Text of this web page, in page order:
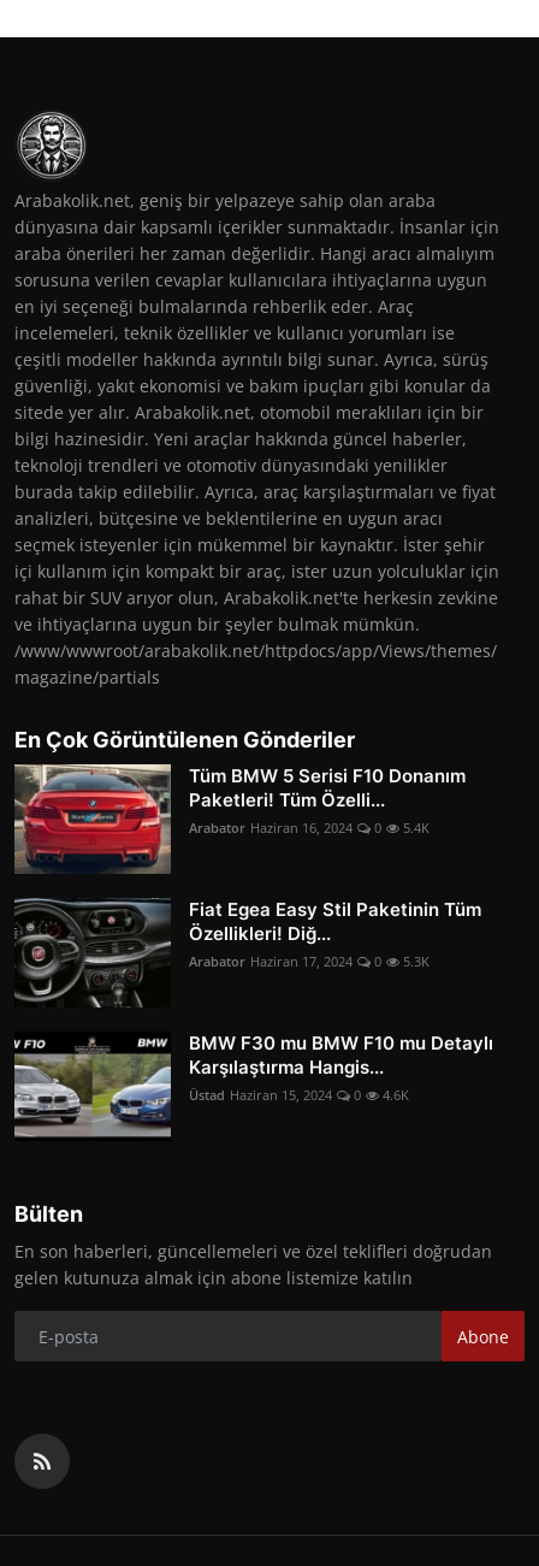
Arabakolik.net, geniş bir yelpazeye sahip olan araba
dünyasına dair kapsamlı içerikler sunmaktadır. İnsanlar için
araba önerileri her zaman değerlidir. Hangi aracı almalıyım
sorusuna verilen cevaplar kullanıcılara ihtiyaçlarına uygun
en iyi seçeneği bulmalarında rehberlik eder. Araç
incelemeleri, teknik özellikler ve kullanıcı yorumları ise
çeşitli modeller hakkında ayrıntılı bilgi sunar. Ayrıca, sürüş
güvenliği, yakıt ekonomisi ve bakım ipuçları gibi konular da
sitede yer alır. Arabakolik.net, otomobil meraklıları için bir
bilgi hazinesidir. Yeni araçlar hakkında güncel haberler,
teknoloji trendleri ve otomotiv dünyasındaki yenilikler
burada takip edilebilir. Ayrıca, araç karşılaştırmaları ve fiyat
analizleri, bütçesine ve beklentilerine en uygun aracı
seçmek isteyenler için mükemmel bir kaynaktır. İster şehir
içi kullanım için kompakt bir araç, ister uzun yolculuklar için
rahat bir SUV arıyor olun, Arabakolik.net'te herkesin zevkine
ve ihtiyaçlarına uygun bir şeyler bulmak mümkün.
/www/wwwroot/arabakolik.net/httpdocs/app/Views/themes/
magazine/partials
En Çok Görüntülenen Gönderiler
Tüm BMW 5 Serisi F10 Donanım
Paketleri! Tüm Özelli...
Arabator Haziran 16, 2024 0 5.4K
Fiat Egea Easy Stil Paketinin Tüm
Özellikleri! Diğ...
Arabator Haziran 17, 2024 0 5.3K
BMW F30 mu BMW F10 mu Detaylı
Karşılaştırma Hangis...
Üstad Haziran 15, 2024 0 4.6K
Bülten
En son haberleri, güncellemeleri ve özel teklifleri doğrudan
gelen kutunuza almak için abone listemize katılın
Abone